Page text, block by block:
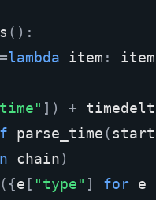
():
=lambda item : item
]) +
parse_time(start
chain)
({e [ "type" ] for e